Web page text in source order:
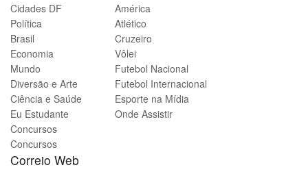
Cidades DF
Política
Brasil
Economia
Mundo
Diversão e Arte
Ciência e Saúde
Eu Estudante
Concursos
Concursos
Correio Web
América
Atlético
Cruzeiro
Vôlei
Futebol Nacional
Futebol Internacional
Esporte na Mídia
Onde Assistir